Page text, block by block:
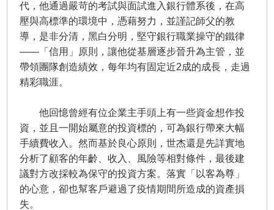
代，他通過嚴苛的考試與面試進入銀行體系後，在高
壓與高標準的環境中，憑藉努力，並謹記師父的教
導，是非分清，黑白分明，堅守銀行職業操守的鐵律
——「信用」原則，讓他從基層逐步晉升為主管，並
帶領團隊創造績效，每年均有固定近2成的成長，走過
精彩職涯。
他回憶曾經有位企業主手頭上有一些資金想作投
資，並且一開始屬意的投資標的，可為銀行帶來大幅
手續費收入。然而基於良心原則，世杰還是先詳實地
分析了顧客的年齡、收入、風險等相對條件，最後建
議對方改採較為保守的投資方案。落實「以客為尊」
的心意，卻也幫客戶避過了疫情期間所造成的資產損
失。